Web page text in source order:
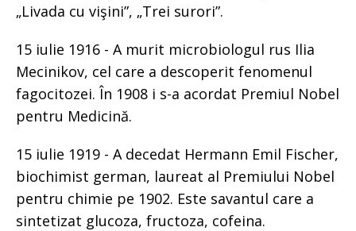
„Livada cu vişini”, „Trei surori”.
15 iulie 1916 - A murit microbiologul rus Ilia
Mecinikov, cel care a descoperit fenomenul
fagocitozei. În 1908 i s-a acordat Premiul Nobel
pentru Medicină.
15 iulie 1919 - A decedat Hermann Emil Fischer,
biochimist german, laureat al Premiului Nobel
pentru chimie pe 1902. Este savantul care a
sintetizat glucoza, fructoza, cofeina.